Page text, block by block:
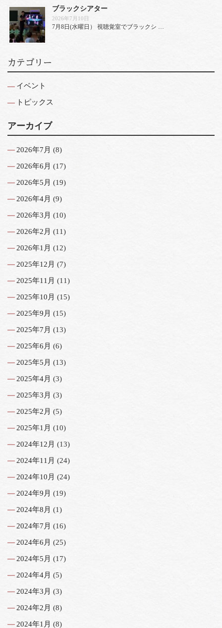
ブラックシアター
2026年7月10日
7月8日(水曜日） 視聴覚室でブラックシ …
カテゴリー
イベント
トピックス
アーカイブ
2026年7月 (8)
2026年6月 (17)
2026年5月 (19)
2026年4月 (9)
2026年3月 (10)
2026年2月 (11)
2026年1月 (12)
2025年12月 (7)
2025年11月 (11)
2025年10月 (15)
2025年9月 (15)
2025年7月 (13)
2025年6月 (6)
2025年5月 (13)
2025年4月 (3)
2025年3月 (3)
2025年2月 (5)
2025年1月 (10)
2024年12月 (13)
2024年11月 (24)
2024年10月 (24)
2024年9月 (19)
2024年8月 (1)
2024年7月 (16)
2024年6月 (25)
2024年5月 (17)
2024年4月 (5)
2024年3月 (3)
2024年2月 (8)
2024年1月 (8)